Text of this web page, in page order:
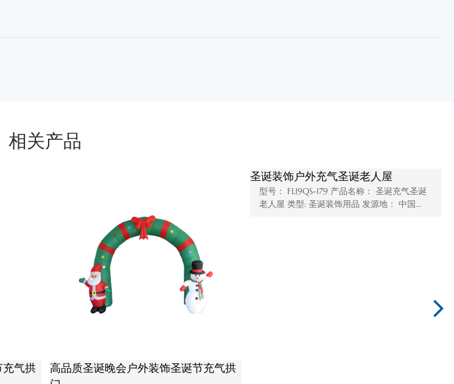
相关产品
品 发源地： 中国...
低价吹气充气圣诞老人，质量好，厂家
型号： FL19QS-176 产品名称： 圣诞充气圣诞
老人 用法： 节日装饰和礼品 发源地： 舟山...
批发户外装饰圣诞节充气雪